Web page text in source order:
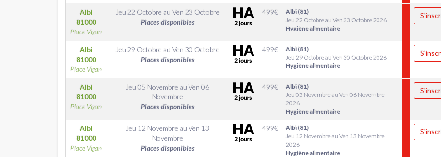
Albi
81000
Place Vigan
Jeu 22 Octobre auVen 23 Octobre
Places disponibles
499€
Albi (81)
Jeu 22 Octobre au Ven 23 Octobre 2026
Hygiène alimentaire
Albi
81000
Place Vigan
Jeu 29 Octobre auVen 30 Octobre
Places disponibles
499€
Albi (81)
Jeu 29 Octobre au Ven 30 Octobre 2026
Hygiène alimentaire
Albi
81000
Place Vigan
Jeu 05 Novembre auVen 06
Novembre
Places disponibles
499€
Albi (81)
Jeu 05 Novembre au Ven 06 Novembre
2026
Hygiène alimentaire
Albi
81000
Place Vigan
Jeu 12 Novembre auVen 13
Novembre
Places disponibles
499€
Albi (81)
Jeu 12 Novembre au Ven 13 Novembre
2026
Hygiène alimentaire